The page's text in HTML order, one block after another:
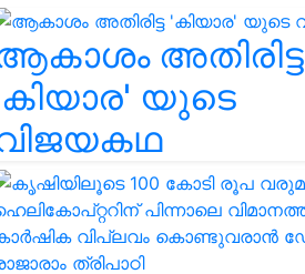
അതിരിട്ട
യുടെ